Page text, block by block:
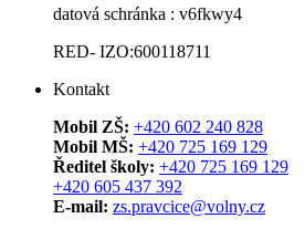
datová schránka : v6fkwy4
RED- IZO:600118711
Kontakt
Mobil ZŠ: +420 602 240 828
Mobil MŠ: +420 725 169 129
Ředitel školy: +420 725 169 129
+420 605 437 392
E-mail: zs.pravcice@volny.cz